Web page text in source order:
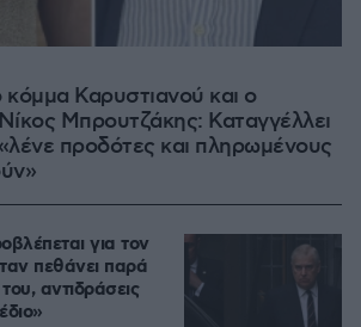
κόμμα Καρυστιανού και ο
Νίκος Μπρουτζάκης: Καταγγέλλει
προδότες και πληρωμένους
για τον
πεθάνει παρά
αντιδράσεις